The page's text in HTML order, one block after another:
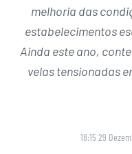
melhoria das
estabelecimentos
Ainda este ano,
velas tensionadas
18:15 29